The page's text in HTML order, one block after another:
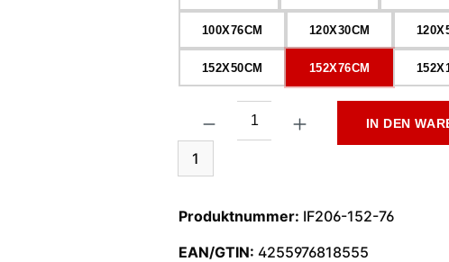
100X76CM 120X30CM
152X50CM 152X76CM
1
IN DEN
Produktnummer: IF206-152-76
EAN/GTIN: 4255976818555